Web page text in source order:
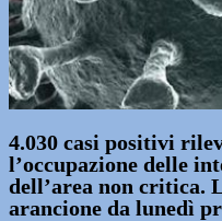
4.030 casi positivi
l’occupazione delle
dell’area non critica.
arancione da lunedì